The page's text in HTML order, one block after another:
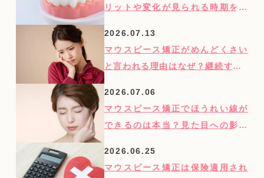
リットや変化が見られる時期を歯
科医師が解説
2026.07.13
マウスピース矯正がめんどくさい
と言われる理由はなぜ？継続する3
つのコツを紹介
2026.07.06
マウスピース矯正でほうれい線が
できるのは本当？見た目への影響
2026.06.25
マウスピース矯正は保険適用され